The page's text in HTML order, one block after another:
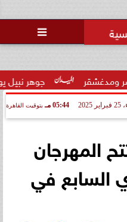

جوهر نبيل يهنئ لاعبي
05:44 مـ بتوقيت القاهرة
المهرجان
السابع في